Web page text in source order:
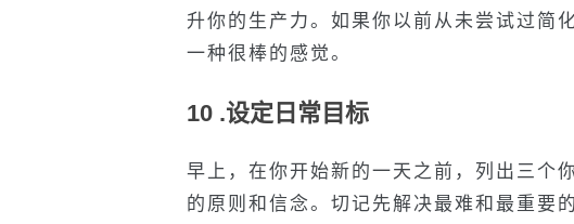
升你的生产力。如果你以前从未尝试过简
一种很棒的感觉。
10 .设定日常目标
早上，在你开始新的一天之前，列出三个
的原则和信念。切记先解决最难和最重要